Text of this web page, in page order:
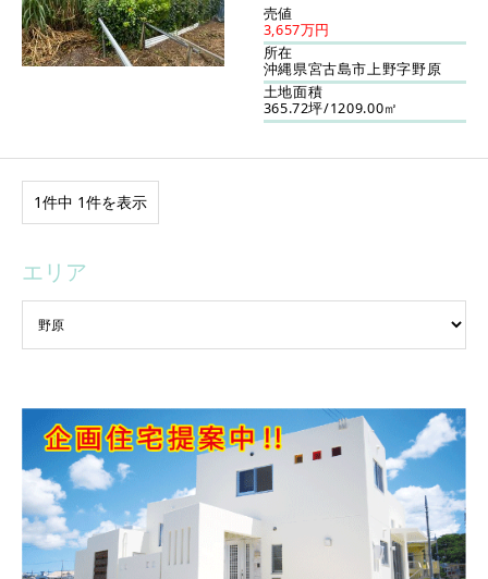
売値
3,657万円
所在
沖縄県宮古島市上野字野原
土地面積
365.72坪/1209.00㎡
1件中 1件を表示
エリア